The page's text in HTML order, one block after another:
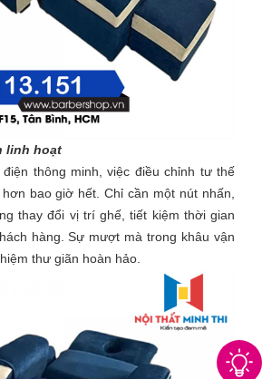
linh hoạt
thông minh, việc điều chỉnh tư thế
bao giờ hết. Chỉ cần một nút nhấn,
thay đổi vị trí ghế, tiết kiệm thời gian
hàng. Sự mượt mà trong khâu vận
thư giãn hoàn hảo.